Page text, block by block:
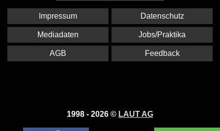
1998 - 2026 © LAUT AG
Impressum Datenschutz
Mediadaten Jobs/Praktika
AGB Feedback